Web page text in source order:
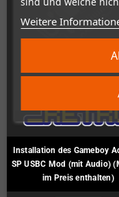
Weitere
Installation des Gameboy
SP USBC Mod (mit Audio)
im Preis enthalten)